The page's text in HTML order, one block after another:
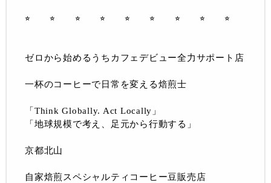
⭐︎ ⭐︎ ⭐︎ ⭐︎ ⭐︎ ⭐︎ ⭐︎ ⭐︎ ⭐︎
ゼロから始めるうちカフェデビュー全力サポート店
一杯のコーヒーで日常を変える焙煎士
「Think Globally. Act Locally」
「地球規模で考え、足元から行動する」
京都北山
自家焙煎スペシャルティコーヒー豆販売店